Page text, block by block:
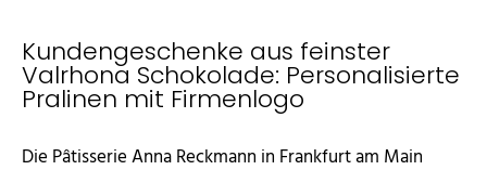
Kundengeschenke aus feinster
Valrhona Schokolade: Personalisierte
Pralinen mit Firmenlogo
Die Pâtisserie Anna Reckmann in Frankfurt am Main